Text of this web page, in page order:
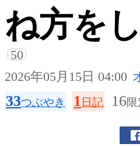
ね方を
50
2026年05月15日 04:00
33つぶやき 1 日記 16限